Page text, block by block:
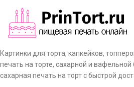
Картинки для торта, капкейков,
печать на торте, сахарной и
сахарная печать на торт с быстрой